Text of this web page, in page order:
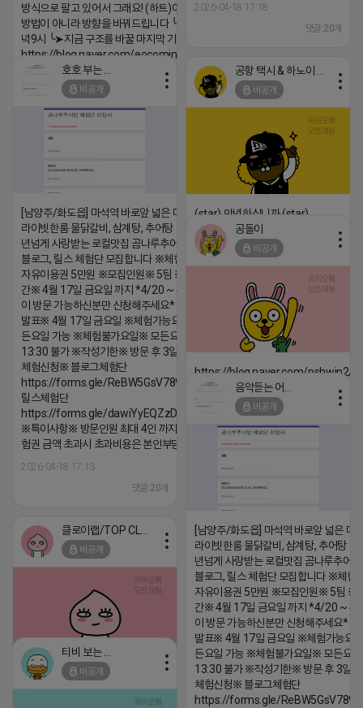
2026-04-18 17:18
댓글:20개
방식으로 팔고 있어서 그래요! (하트)이번엔 다릅니다. ╰➤
방법이 아니라 방향을 바꿔드립니다 ╰➤4월 21일(화) 저
녁9시 ╰➤지금 구조를 바꿀 마지막 기회
https://blog.naver.com/eocomim/224250518436
2026-04-18 17:15
비공개
[남양주/화도읍] 마석역 바로앞 넓은 매장과, 프
라이빗한룸 물닭갈비, 삼계탕, 추어탕 맛집 10
년넘게 사랑받는 로컬맛집 곰나루추어탕에서
블로그, 릴스 체험단 모집합니다 ※체험메뉴※
자유이용권 5만원 ※모집인원※ 5팀 ※모집기
간※ 4월 17일 금요일 까지 *4/20 ~ 4/26 사
이 방문 가능하신분만 신청해주세요* ※체험단
발표※ 4월 17일 금요일 ※체험가능요일※ 모
든요일 가능 ※체험불가요일※ 모든요일 12 ~
13:30 불가 ※작성기한※ 방문 후 3일 이내 ※
체험신청※ 블로그체험단
https://forms.gle/ReBW5GsV789ur2Pz6
릴스체험단
https://forms.gle/dawiYyEQZzDdqf8W8
※특이사항※ 방문인원 최대 4인 까지 가능 체
험권 금액 초과시 초과비용은 본인부담입니다.
2026-04-18 17:13
댓글:20개
비공개
(star) 안녕하십니까 (star)
2026-04-18 17:12
공돌이
비공개
https://blog.naver.com/pshwin2/
2026-04-18 17:12
비공개
[남양주/화도읍] 마석역 바로앞 넓은 매
라이빗한룸 물닭갈비, 삼계탕, 추어탕 맛
년넘게 사랑받는 로컬맛집 곰나루추어
블로그, 릴스 체험단 모집합니다 ※체험
자유이용권 5만원 ※모집인원※ 5팀 ※
간※ 4월 17일 금요일 까지 *4/20 ~ 4/
이 방문 가능하신분만 신청해주세요* ※
발표※ 4월 17일 금요일 ※체험가능요
든요일 가능 ※체험불가요일※ 모든요
13:30 불가 ※작성기한※ 방문 후 3일
체험신청※ 블로그체험단
https://forms.gle/
비공개
2026-04-18 17:05
비공개